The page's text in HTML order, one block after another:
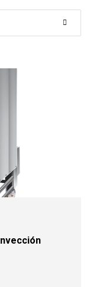
DE CONVECCIÓN